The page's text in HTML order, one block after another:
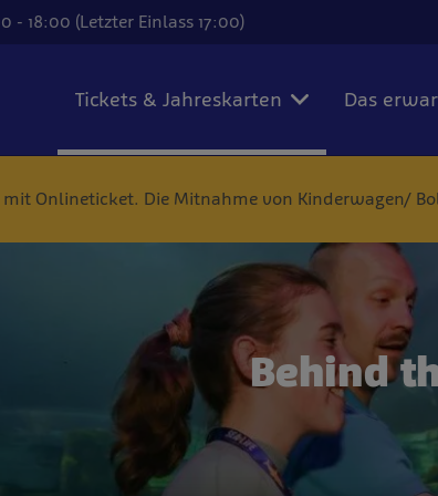
- 18:00 (Letzter Einlass 17:00)
Tickets & Jahreskarten Das
Onlineticket. Die Mitnahme von Kinderwagen/
Behind